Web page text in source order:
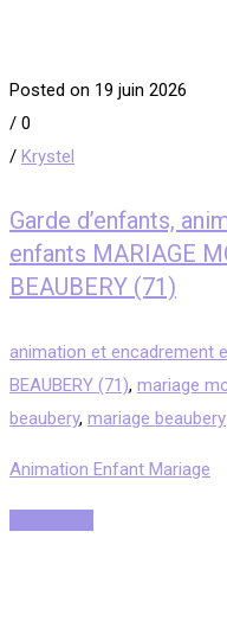
Posted on 19 juin 2026
/ 0
/ Krystel
Garde d’enfants,
enfants MARIAGE
BEAUBERY (71)
animation et encadrement
BEAUBERY (71), mariage
beaubery, mariage beaubery
Animation Enfant Mariage